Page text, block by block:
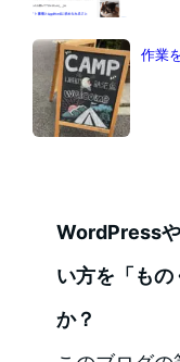
作業
WordPress
い方を「も
か？